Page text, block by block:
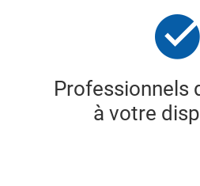
Professionnels
à votre